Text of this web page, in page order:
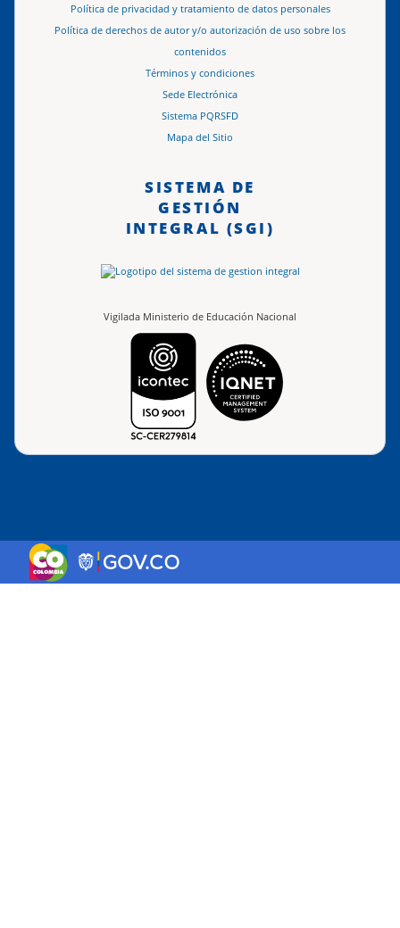
Política de privacidad y tratamiento de datos personales
Política de derechos de autor y/o autorización de uso sobre los
contenidos
Términos y condiciones
Sede Electrónica
Sistema PQRSFD
Mapa del Sitio
SISTEMA DE
GESTIÓN
INTEGRAL (SGI)
Vigilada Ministerio de Educación Nacional